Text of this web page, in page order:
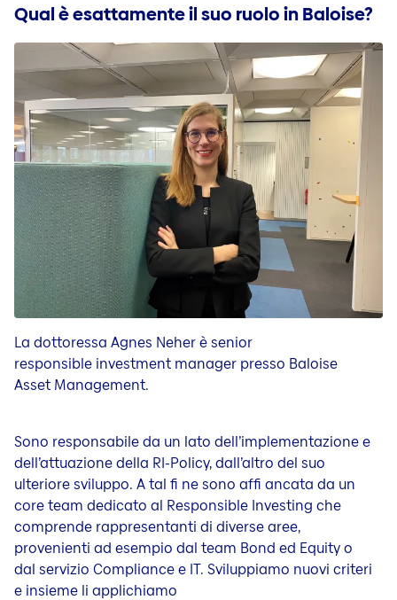
Qual è esattamente il suo ruolo in Baloise?
La dottoressa Agnes Neher è senior
responsible investment manager presso Baloise
Asset Management.
Sono responsabile da un lato dell’implementazione e
dell’attuazione della RI-Policy, dall’altro del suo
ulteriore sviluppo. A tal fi ne sono affi ancata da un
core team dedicato al Responsible Investing che
comprende rappresentanti di diverse aree,
provenienti ad esempio dal team Bond ed Equity o
dal servizio Compliance e IT. Sviluppiamo nuovi criteri
e insieme li applichiamo